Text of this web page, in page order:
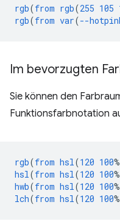
rgb(from rgb(255 105
rgb(from var(--
Im bevorzugten
Sie können den
Funktionsfarbnotation
rgb(from hsl (120 100%
hsl (from hsl (120 100%
hwb(from hsl (120 100%
lch(from hsl (120 100%